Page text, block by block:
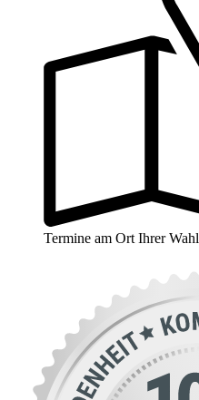
Termine am Ort Ihrer Wahl